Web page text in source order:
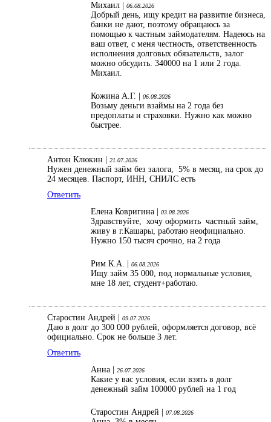
Михаил | 06.08.2026
Добрый день, ищу кредит на развитие бизнеса,
банки не дают, поэтому обращаюсь за
помощью к частным займодателям. Надеюсь на
ваш ответ, с меня честность, ответственность
исполнения долговых обязательств, залог
можно обсудить. 340000 на 1 или 2 года.
Михаил.
Кожина А.Г. | 06.08.2026
Возьму деньги взаймы на 2 года без
предоплаты и страховки. Нужно как можно
быстрее.
Антон Клюкин | 21.07.2026
Нужен денежный займ без залога, 5% в месяц, на срок до
24 месяцев. Паспорт, ИНН, СНИЛС есть
Ответить
Елена Ковригина |
03.08.2026
Здравствуйте, хочу оформить частный займ,
живу в г.Кашары, работаю неофициально.
Нужно 150 тысяч срочно, на 2 года
Рим К.А. | 06.08.2026
Ищу займ 35 000, под нормальные условия,
мне 18 лет, студент+работаю.
Старостин Андрей | 09.07.2026
Даю в долг до 300 000 рублей, оформляется договор, всё
официально. Срок не больше 3 лет.
Ответить
Анна |
26.07.2026
Какие у вас условия, если взять в долг
денежный займ 100000 рублей на 1 год
Старостин Андрей | 07.08.2026